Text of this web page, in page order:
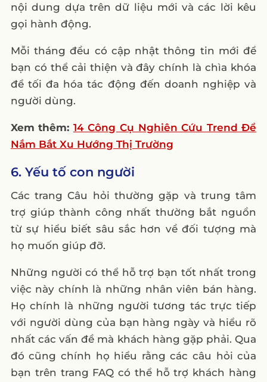
nội dung dựa trên dữ liệu mới và các lời kêu
gọi hành động.
Mỗi tháng đều có cập nhật thông tin mới để
bạn có thể cải thiện và đây chính là chìa khóa
để tối đa hóa tác động đến doanh nghiệp và
người dùng.
Xem thêm: 14 Công Cụ Nghiên Cứu Trend Để
Nắm Bắt Xu Hướng Thị Trường
6. Yếu tố con người
Các trang Câu hỏi thường gặp và trung tâm
trợ giúp thành công nhất thường bắt nguồn
từ sự hiểu biết sâu sắc hơn về đối tượng mà
họ muốn giúp đỡ.
Những người có thể hỗ trợ bạn tốt nhất trong
việc này chính là những nhân viên bán hàng.
Họ chính là những người tương tác trực tiếp
với người dùng của bạn hàng ngày và hiểu rõ
nhất các vấn đề mà khách hàng gặp phải. Qua
đó cũng chính họ hiểu rằng các câu hỏi của
bạn trên trang FAQ có thể hỗ trợ khách hàng